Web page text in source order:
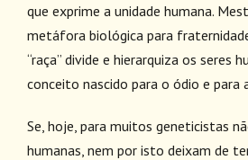
que exprime a unidade humana.
metáfora biológica para
“raça” divide e hierarquiza os seres
conceito nascido para o ódio e para
Se, hoje, para muitos geneticistas
humanas, nem por isto deixam de